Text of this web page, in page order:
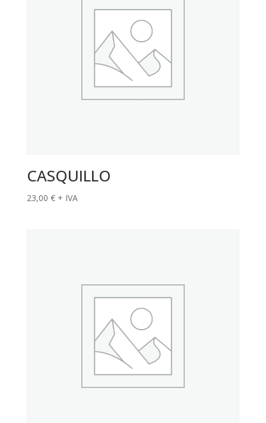
CASQUILLO
23,00 € + IVA